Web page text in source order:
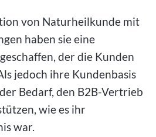
von Naturheilkunde mit
haben sie eine
der die Kunden
jedoch ihre Kundenbasis
Bedarf, den B2B-Vertrieb
, wie es ihr
war.